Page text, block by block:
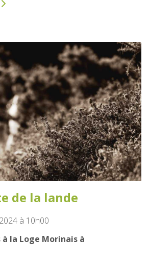
de la lande
à 10h00
à la Loge Morinais à